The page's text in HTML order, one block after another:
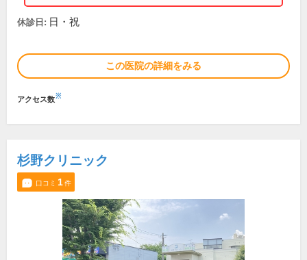
休診日: 日・祝
この医院の詳細をみる
アクセス数※
杉野クリニック
口コミ 1件